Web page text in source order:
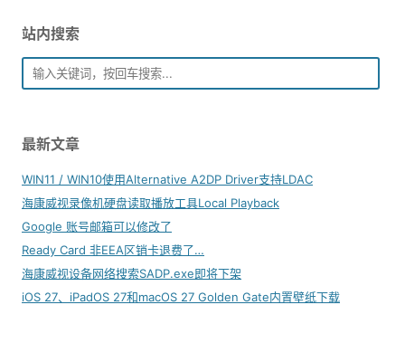
站内搜索
最新文章
WIN11 / WIN10使用Alternative A2DP Driver支持LDAC
海康威视录像机硬盘读取播放工具Local Playback
Google 账号邮箱可以修改了
Ready Card 非EEA区销卡退费了…
海康威视设备网络搜索SADP.exe即将下架
iOS 27、iPadOS 27和macOS 27 Golden Gate内置壁纸下载